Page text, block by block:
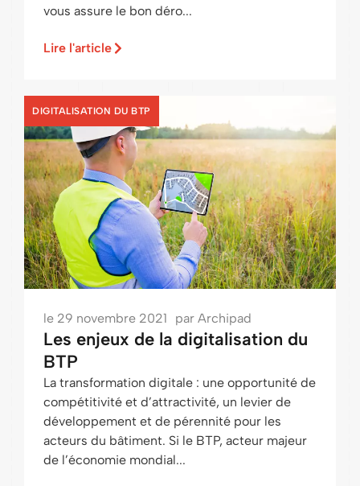
vous assure le bon déro...
Lire l'article
DIGITALISATION DU BTP
le 29 novembre 2021 par Archipad
Les enjeux de la digitalisation du
BTP
La transformation digitale : une opportunité de
compétitivité et d’attractivité, un levier de
développement et de pérennité pour les
acteurs du bâtiment. Si le BTP, acteur majeur
de l’économie mondial...